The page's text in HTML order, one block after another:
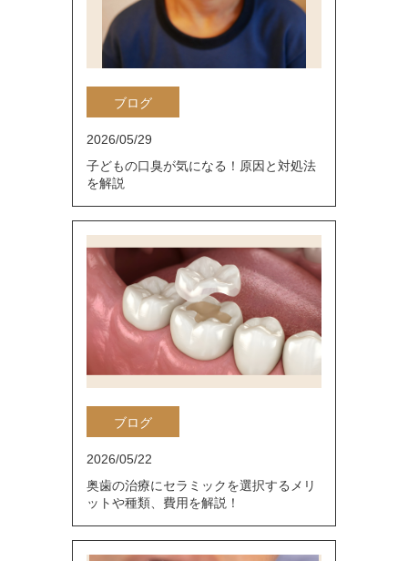
ブログ
2026/05/29
子どもの口臭が気になる！原因と対処法
を解説
ブログ
2026/05/22
奥歯の治療にセラミックを選択するメリ
ットや種類、費用を解説！